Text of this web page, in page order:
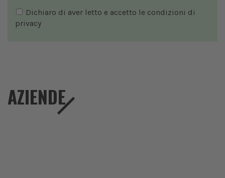
Dichiaro di aver letto e accetto le condizioni di
privacy
AZIENDE